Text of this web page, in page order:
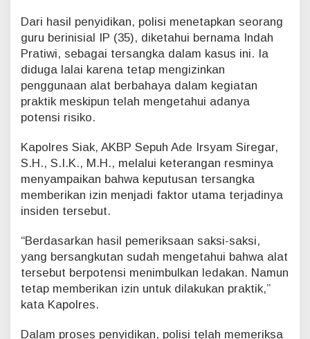
Dari hasil penyidikan, polisi menetapkan seorang
guru berinisial IP (35), diketahui bernama Indah
Pratiwi, sebagai tersangka dalam kasus ini. Ia
diduga lalai karena tetap mengizinkan
penggunaan alat berbahaya dalam kegiatan
praktik meskipun telah mengetahui adanya
potensi risiko.
Kapolres Siak, AKBP Sepuh Ade Irsyam Siregar,
S.H., S.I.K., M.H., melalui keterangan resminya
menyampaikan bahwa keputusan tersangka
memberikan izin menjadi faktor utama terjadinya
insiden tersebut.
“Berdasarkan hasil pemeriksaan saksi-saksi,
yang bersangkutan sudah mengetahui bahwa alat
tersebut berpotensi menimbulkan ledakan. Namun
tetap memberikan izin untuk dilakukan praktik,”
kata Kapolres.
Dalam proses penyidikan, polisi telah memeriksa